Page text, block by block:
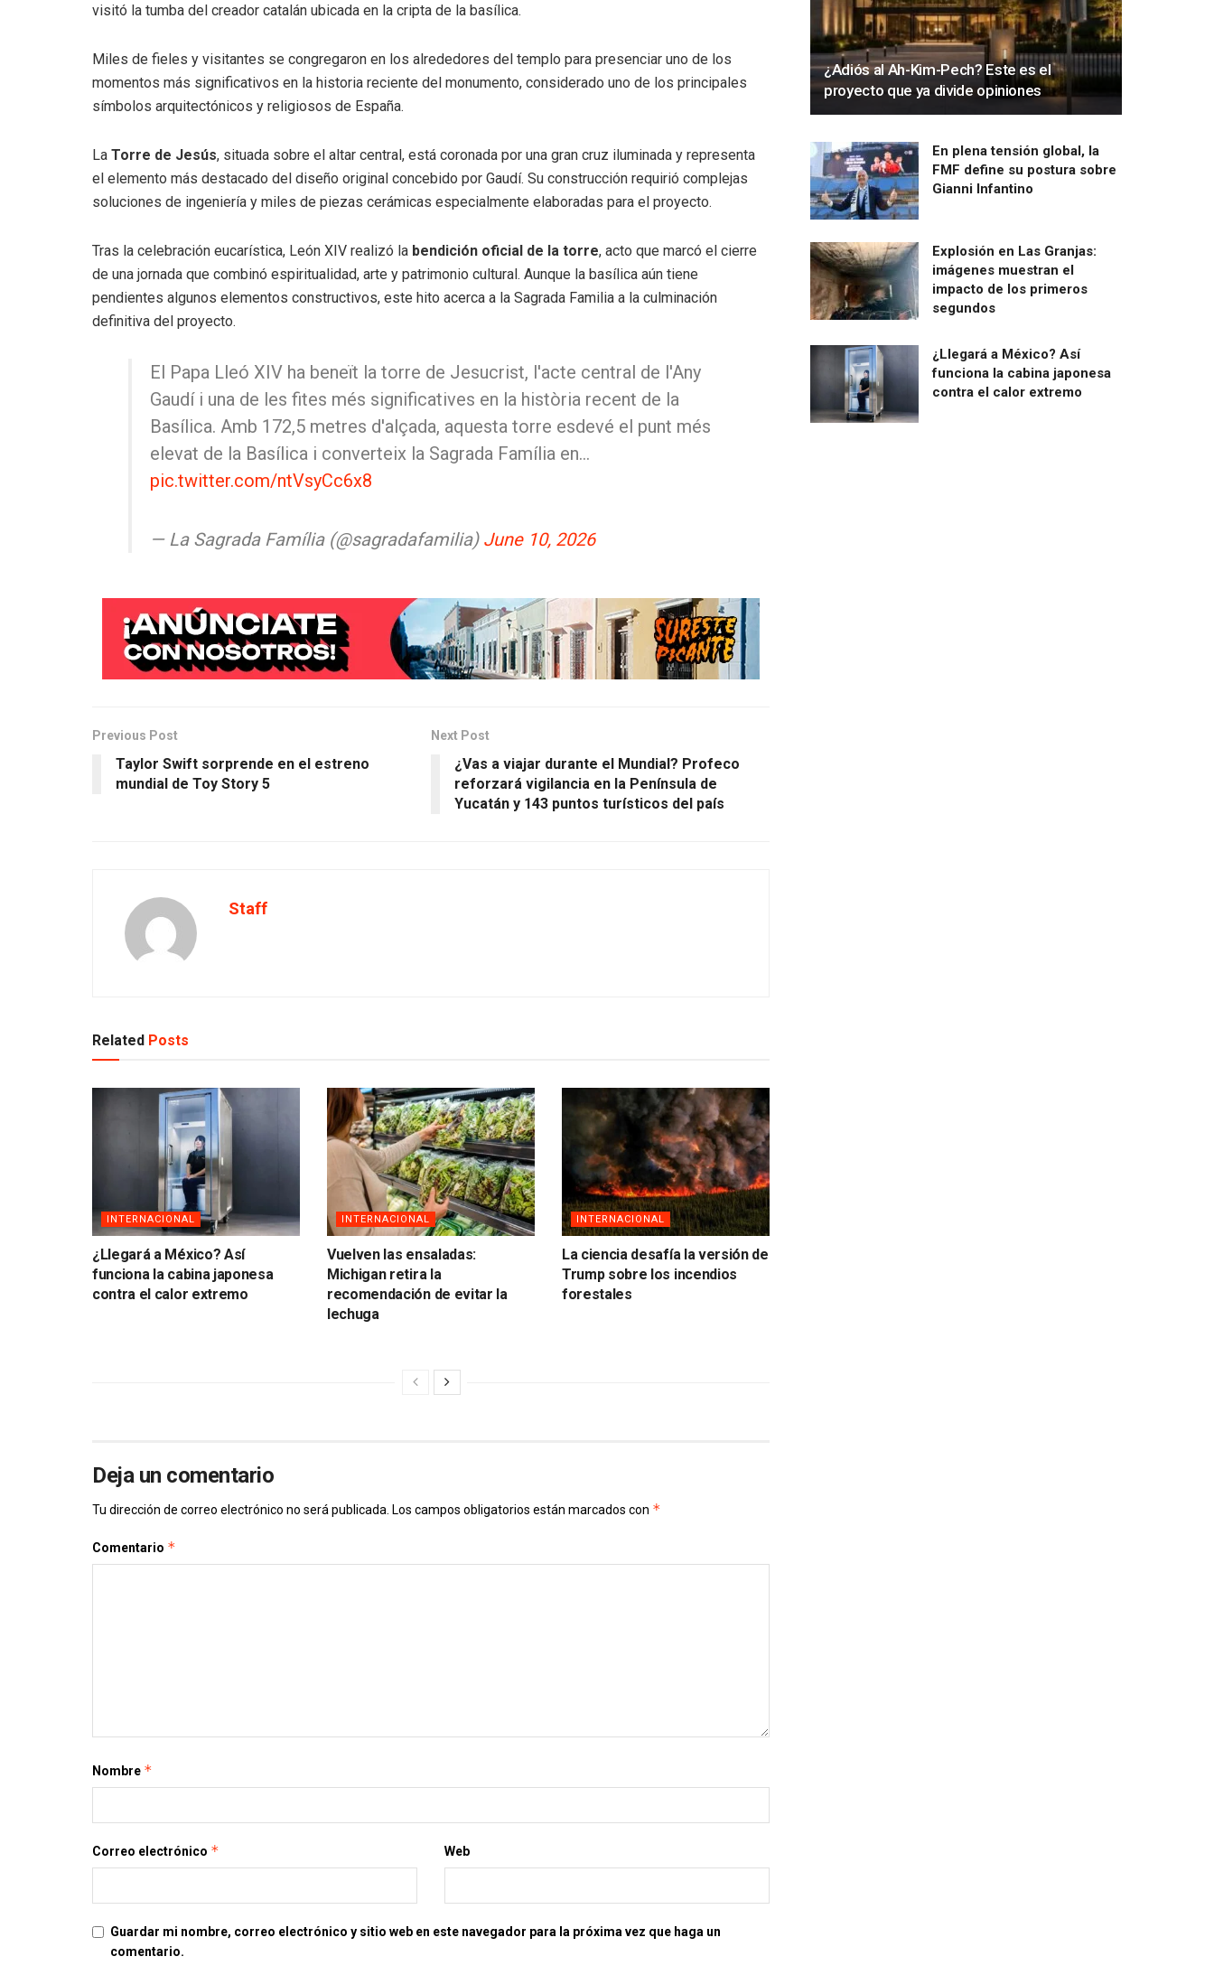
visitó la tumba del creador catalán ubicada en la cripta de la basílica.
Miles de fieles y visitantes se congregaron en los alrededores del templo para presenciar uno de los
momentos más significativos en la historia reciente del monumento, considerado uno de los principales
símbolos arquitectónicos y religiosos de España.
La Torre de Jesús, situada sobre el altar central, está coronada por una gran cruz iluminada y representa
el elemento más destacado del diseño original concebido por Gaudí. Su construcción requirió complejas
soluciones de ingeniería y miles de piezas cerámicas especialmente elaboradas para el proyecto.
Tras la celebración eucarística, León XIV realizó la bendición oficial de la torre, acto que marcó el cierre
de una jornada que combinó espiritualidad, arte y patrimonio cultural. Aunque la basílica aún tiene
pendientes algunos elementos constructivos, este hito acerca a la Sagrada Familia a la culminación
definitiva del proyecto.
El Papa Lleó XIV ha beneït la torre de Jesucrist, l'acte central de l'Any
Gaudí i una de les fites més significatives en la història recent de la
Basílica. Amb 172,5 metres d'alçada, aquesta torre esdevé el punt més
elevat de la Basílica i converteix la Sagrada Família en…
pic.twitter.com/ntVsyCc6x8
— La Sagrada Família (@sagradafamilia) June 10, 2026
Previous Post
Taylor Swift sorprende en el estreno
mundial de Toy Story 5
Next Post
¿Vas a viajar durante el Mundial? Profeco
reforzará vigilancia en la Península de
Yucatán y 143 puntos turísticos del país
Staff
Related Posts
INTERNACIONAL
¿Llegará a México? Así
funciona la cabina japonesa
contra el calor extremo
INTERNACIONAL
Vuelven las ensaladas:
Michigan retira la
recomendación de evitar la
lechuga
INTERNACIONAL
La ciencia desafía la versión de
Trump sobre los incendios
forestales
Deja un comentario
Tu dirección de correo electrónico no será publicada. Los campos obligatorios están marcados con *
Comentario *
Nombre *
Correo electrónico * Web
Guardar mi nombre, correo electrónico y sitio web en este navegador para la próxima vez que haga un
comentario.
¿Adiós al Ah-Kim-Pech? Este es el
proyecto que ya divide opiniones
En plena tensión global, la
FMF define su postura sobre
Gianni Infantino
Explosión en Las Granjas:
imágenes muestran el
impacto de los primeros
segundos
¿Llegará a México? Así
funciona la cabina japonesa
contra el calor extremo